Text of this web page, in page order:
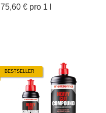
75,60 € pro 1 l
BESTSELLER